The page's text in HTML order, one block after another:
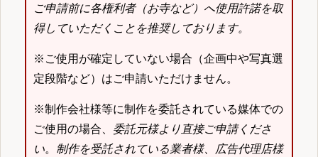
ご申請前に各権利者（お寺など）へ使用許諾を取
得していただくことを推奨しております。
※ご使用が確定していない場合（企画中や写真選
定段階など）はご申請いただけません。
※制作会社様等に制作を委託されている媒体での
ご使用の場合、 委託元様より直接ご申請くださ
い。 制作を受託されている業者様、広告代理店様